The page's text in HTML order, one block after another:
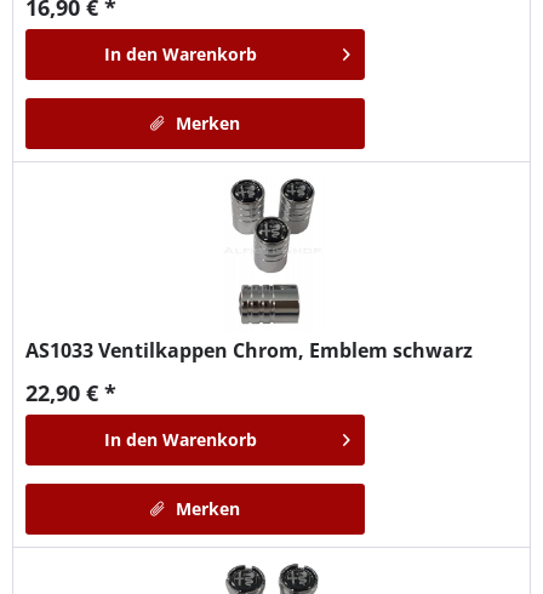
16,90 € *
In den Warenkorb
Merken
AS1033Ventilkappen Chrom, Emblem schwarz
22,90 € *
In den Warenkorb
Merken